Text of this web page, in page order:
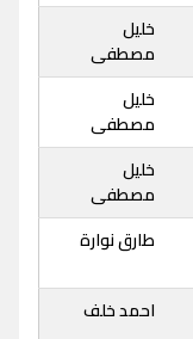
خليل
مصطفى
خليل
مصطفى
خليل
مصطفى
طارق نوارة
احمد خلف